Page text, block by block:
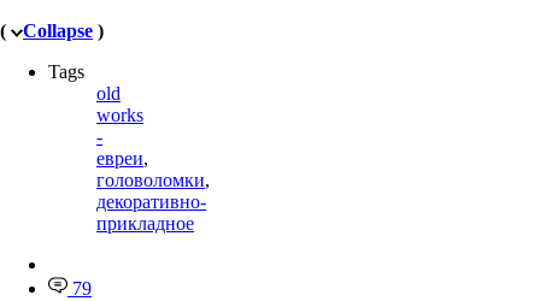
( Collapse )
Tags
old
works
-
евреи,
головоломки,
декоративно-
прикладное
79